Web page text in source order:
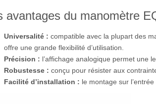
avantages du manomètre
Universalité : compatible avec la plupart des
offre une grande flexibilité d’utilisation.
Précision : l’affichage analogique permet une
Robustesse : conçu pour résister aux
Facilité d’installation : le montage sur